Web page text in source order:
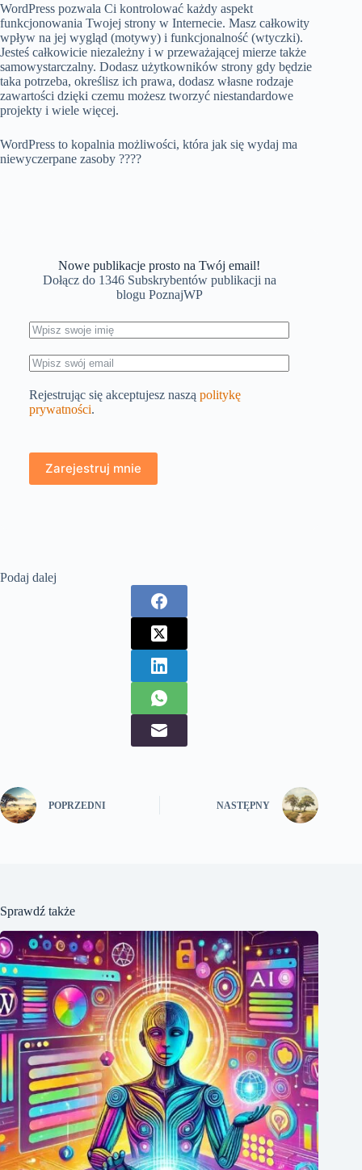
WordPress pozwala Ci kontrolować każdy aspekt
funkcjonowania Twojej strony w Internecie. Masz całkowity
wpływ na jej wygląd (motywy) i funkcjonalność (wtyczki).
Jesteś całkowicie niezależny i w przeważającej mierze także
samowystarczalny. Dodasz użytkowników strony gdy będzie
taka potrzeba, określisz ich prawa, dodasz własne rodzaje
zawartości dzięki czemu możesz tworzyć niestandardowe
projekty i wiele więcej.
WordPress to kopalnia możliwości, która jak się wydaj ma
niewyczerpane zasoby ????
Nowe publikacje prosto na Twój email!
Dołącz do 1346 Subskrybentów publikacji na
blogu PoznajWP
Rejestrując się akceptujesz naszą politykę
prywatności.
Zarejestruj mnie
Podaj dalej
POPRZEDNI NASTĘPNY
Sprawdź także